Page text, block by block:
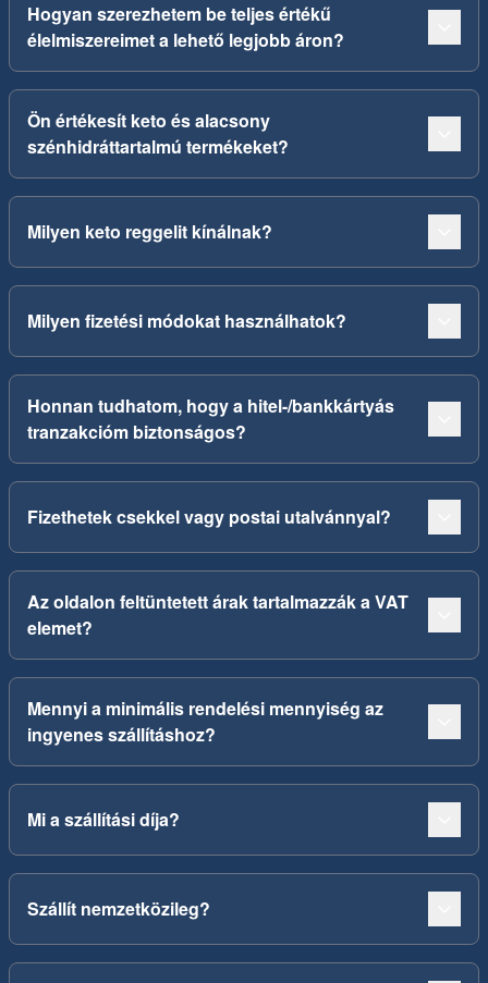
Hogyan szerezhetem be teljes értékű
élelmiszereimet a lehető legjobb áron?
Ön értékesít keto és alacsony
szénhidráttartalmú termékeket?
Milyen keto reggelit kínálnak?
Milyen fizetési módokat használhatok?
Honnan tudhatom, hogy a hitel-/bankkártyás
tranzakcióm biztonságos?
Fizethetek csekkel vagy postai utalvánnyal?
Az oldalon feltüntetett árak tartalmazzák a VAT
elemet?
Mennyi a minimális rendelési mennyiség az
ingyenes szállításhoz?
Mi a szállítási díja?
Szállít nemzetközileg?